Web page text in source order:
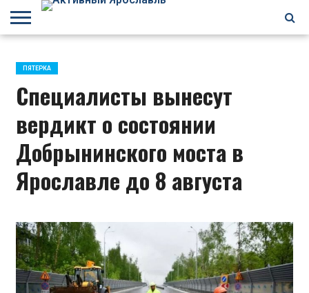
ЗАВОЛГА
КИРОВСКИЙ
НЕФТЕСТРОЙ
ПЕРЕКОП
ПЯТЕРКА
ФРУНЗЕНСКИЙ
ПРОЧЕЕ
ПЯТЕРКА
Специалисты вынесут
вердикт о состоянии
Добрынинского моста в
Ярославле до 8 августа